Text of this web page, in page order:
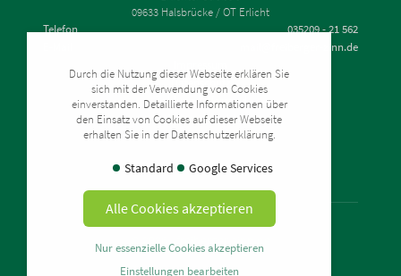
09633 Halsbrücke / OT Erlicht
Telefon
035209 - 21 562
mail@freiberger-zinn.de
Datenschutz
Zahlung & Versand
Widerrufsrecht
AGB
© 2026 - freiberger-zinn.de
Durch die Nutzung dieser Webseite erklären Sie
sich mit der Verwendung von Cookies
einverstanden. Detaillierte Informationen über
den Einsatz von Cookies auf dieser Webseite
erhalten Sie in der Datenschutzerklärung.
Standard Google Services
Alle Cookies akzeptieren
Nur essenzielle Cookies akzeptieren
Einstellungen bearbeiten